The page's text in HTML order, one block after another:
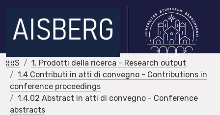
IRIS
1. Prodotti della ricerca - Research output
1.4 Contributi in atti di convegno - Contributions in
conference proceedings
1.4.02 Abstract in atti di convegno - Conference
abstracts